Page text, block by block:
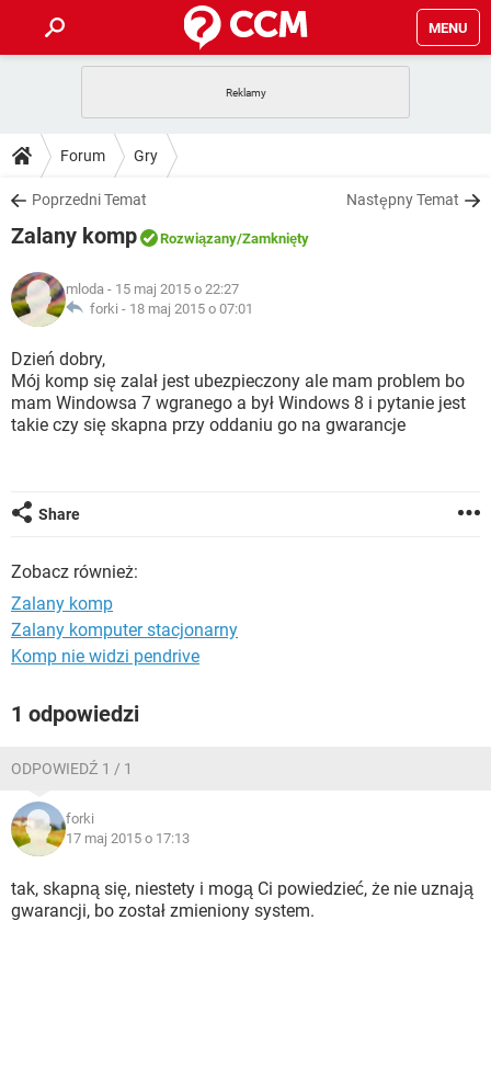
MENU
GRY
SPOTIFY
INSTAGRAM FACEBOOK
WINDOWS 10
PORADY
PlayStation
INSTAGRAM
WINDOWS 10
DO POBRANIA
ANDROID TIKTOK
GRY
IOS
INSTAGRAM
WINDOWS 10
COVID-19
GRY
SPOTIFY
INSTAGRAM FACEBOOK
ARTYKUŁY
COVID-19
GRY WHATSAPP
SPOTIFY NETFLIX
WINDOWS 10
Forum Gry
Poprzedni Temat Następny Temat
Zalany komp Rozwiązany/Zamknięty
mloda - 15 maj 2015 o 22:27
forki - 18 maj 2015 o 07:01
Dzień dobry,
Mój komp się zalał jest ubezpieczony ale mam problem bo
mam Windowsa 7 wgranego a był Windows 8 i pytanie jest
takie czy się skapna przy oddaniu go na gwarancje
Share
Zobacz również:
Zalany komp
Zalany komputer stacjonarny
Komp nie widzi pendrive
1 odpowiedzi
ODPOWIEDŹ 1 / 1
forki
17 maj 2015 o 17:13
tak, skapną się, niestety i mogą Ci powiedzieć, że nie uznają
gwarancji, bo został zmieniony system.